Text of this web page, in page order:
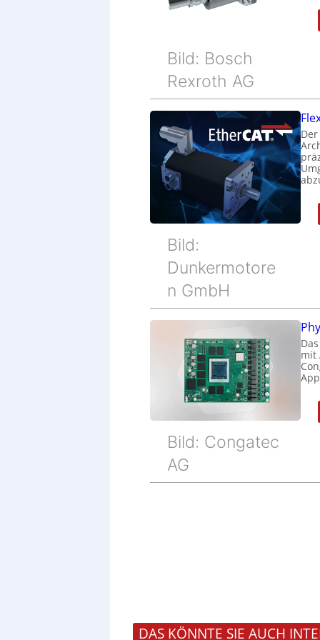
Bild: Bosch
Rexroth AG
Bild:
Dunkermotore
n GmbH
Bild: Congatec
AG
mit
DAS KÖNNTE SIE AUCH